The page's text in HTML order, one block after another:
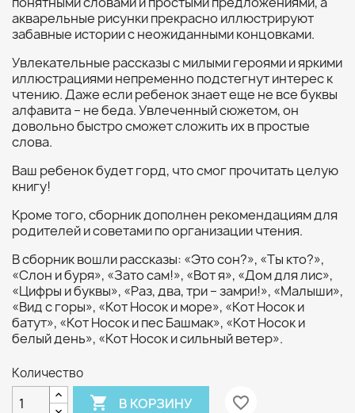
акварельные рисунки прекрасно иллюстрируют
забавные истории с неожиданными концовками.
Увлекательные рассказы с милыми героями и яркими
иллюстрациями непременно подстегнут интерес к
чтению. Даже если ребенок знает еще не все буквы
алфавита – не беда. Увлеченный сюжетом, он
довольно быстро сможет сложить их в простые
слова.
Ваш ребенок будет горд, что смог прочитать целую
книгу!
Кроме того, сборник дополнен рекомендациям для
родителей и советами по организации чтения.
В сборник вошли рассказы: «Это сон?», «Ты кто?»,
«Слон и буря», «Зато сам!», «Вот я», «Дом для лис»,
«Цифры и буквы», «Раз, два, три – замри!», «Малыши»,
«Вид с горы», «Кот Носок и море», «Кот Носок и
батут», «Кот Носок и пес Башмак», «Кот Носок и
белый день», «Кот Носок и сильный ветер».
Количество
 В КОРЗИНУ favorite_border